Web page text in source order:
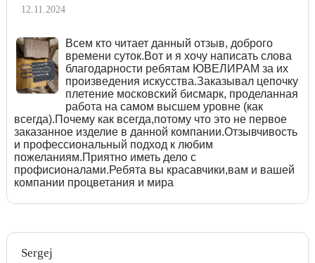
12.11.2024
Всем кто читает данный отзыв, доброго
времени суток.Вот и я хочу написать слова
благодарности ребятам ЮВЕЛИРАМ за их
произведения искусства.Заказывал цепочку
плетение московский бисмарк, проделанная
работа на самом высшем уровне (как
всегда).Почему как всегда,потому что это не первое
заказанное изделие в данной компании.Отзывчивость
и профессиональный подход к любим
пожеланиям.Приятно иметь дело с
профисионалами.Ребята вы красавчики,вам и вашей
компании процветания и мира
Sergej